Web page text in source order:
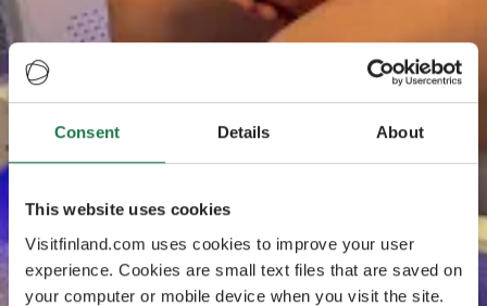
Consent Details About
This website uses cookies
Visitfinland.com uses cookies to improve your user
experience. Cookies are small text files that are saved on
your computer or mobile device when you visit the site.